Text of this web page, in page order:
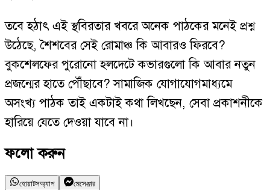
তবে হঠাৎ এই স্থবিরতার খবরে অনেক পাঠকের মনেই প্রশ্ন
উঠেছে, শৈশবের সেই রোমাঞ্চ কি আবারও ফিরবে?
বুকশেলফের পুরোনো হলদেটে কভারগুলো কি আবার নতুন
প্রজন্মের হাতে পৌঁছাবে? সামাজিক যোগাযোগমাধ্যমে
অসংখ্য পাঠক তাই একটাই কথা লিখছেন, সেবা প্রকাশনীকে
হারিয়ে যেতে দেওয়া যাবে না।
ফলো করুন
হোয়াটসঅ্যাপ মেসেঞ্জার